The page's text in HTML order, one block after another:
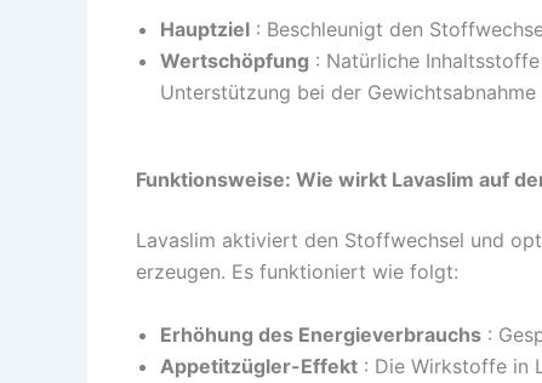
Hauptziel : Beschleunigt den
Wertschöpfung : Natürliche
Unterstützung bei der Gewichtsabnahme
Funktionsweise: Wie wirkt Lavaslim auf
Lavaslim aktiviert den Stoffwechsel und
erzeugen. Es funktioniert wie folgt:
Erhöhung des Energieverbrauchs :
Appetitzügler-Effekt : Die Wirkstoffe in